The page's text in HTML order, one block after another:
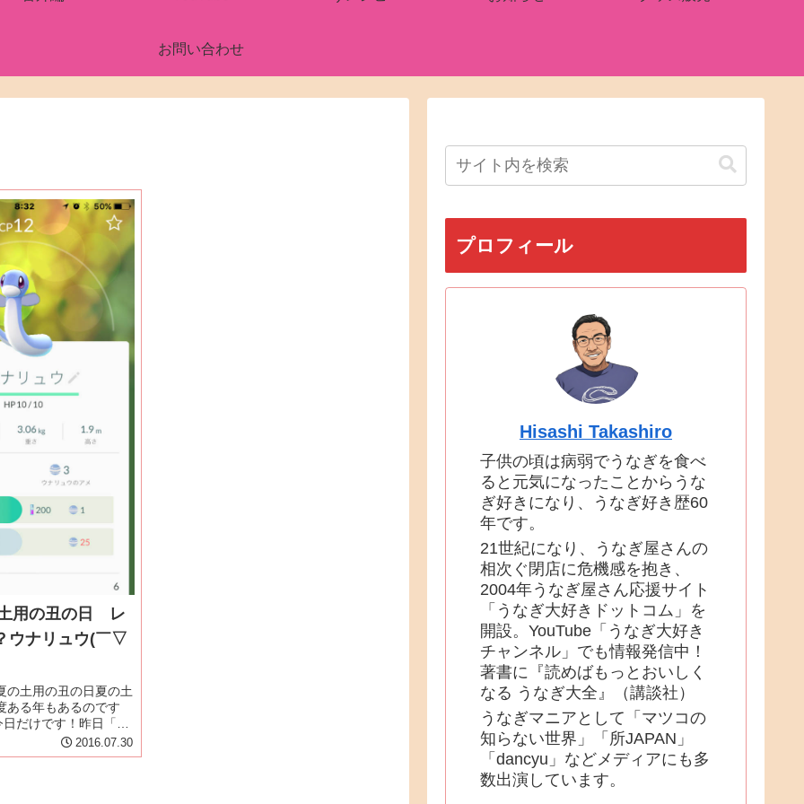
お問い合わせ
用の丑の日 レ
ウナリュウ(￣▽
の土用の丑の日夏の土
ある年もあるのです
だけです！昨日「う
のページビューは過
でした！本日も午前
2016.07.30
プロフィール
Hisashi Takashiro
子供の頃は病弱でうなぎを食べ
ると元気になったことからうな
ぎ好きになり、うなぎ好き歴60
年です。
21世紀になり、うなぎ屋さんの
相次ぐ閉店に危機感を抱き、
2004年うなぎ屋さん応援サイト
「うなぎ大好きドットコム」を
開設。YouTube「うなぎ大好き
チャンネル」でも情報発信中！
著書に『読めばもっとおいしく
なる うなぎ大全』（講談社）
うなぎマニアとして「マツコの
知らない世界」「所JAPAN」
「dancyu」などメディアにも多
数出演しています。